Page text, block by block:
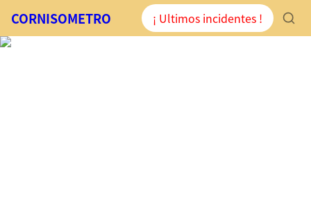
CORNISOMETRO ¡ Ultimos incidentes !